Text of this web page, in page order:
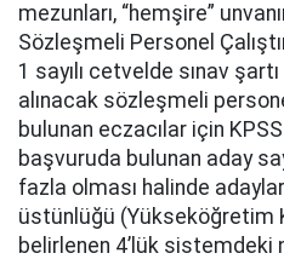
mezunları, “hemşire”
Sözleşmeli Personel
1 sayılı cetvelde sınav
alınacak sözleşmeli
bulunan eczacılar için
başvuruda bulunan aday
fazla olması halinde
üstünlüğü (Yükseköğretim
belirlenen 4’lük sistemdeki